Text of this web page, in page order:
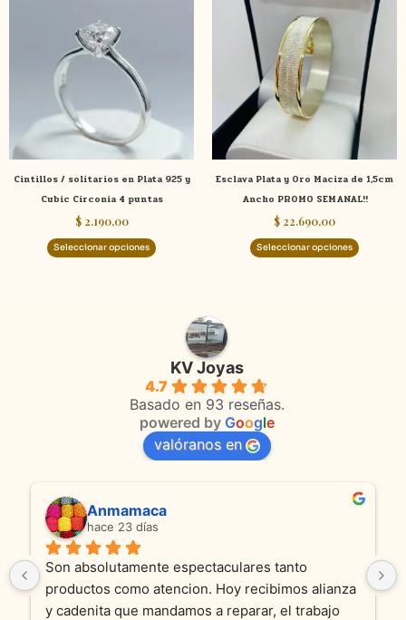
Cintillos / solitarios en Plata 925 y
Cubic Circonia 4 puntas
$2.190,00
Seleccionar opciones
se
elegir
en
la
de
Esclava Plata y Oro Maciza de 1,5cm
Ancho PROMO SEMANAL!!
$ 22.690,00
Seleccionar opciones
tiene
Las
se
pueden
elegir
en
la
de
KV Joyas
4.7
Basado en 93 reseñas.
powered by Google
valóranos en
Anmamaca
hace 23 días
Son absolutamente espectaculares tanto
productos como atencion. Hoy recibimos alianza
y cadenita que mandamos a reparar, el trabajo